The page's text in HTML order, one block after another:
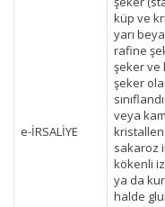
e-İRSALİYE
küp ve
yarı
rafine
şeker ve
şeker
veya
sakaroz
kökenli
ya da
halde